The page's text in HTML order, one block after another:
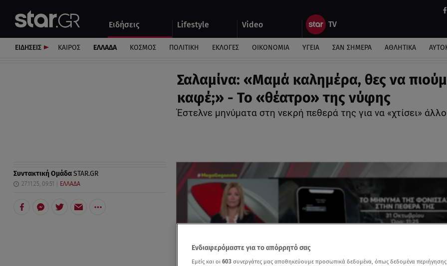
Ειδήσεις Lifestyle Video
Αυτοκίνητο
ΕΙΔΗΣΕΙΣ ΚΑΙΡΟΣ ΕΛΛΑΔΑ ΚΟΣΜΟΣ ΠΟΛΙΤΙΚΗ ΕΚΛΟΓΕΣ ΟΙΚΟΝΟΜΙΑ ΥΓΕΙΑ ΣΑΝ ΣΗΜΕΡΑ ΑΘΛΗΤΙΚΑ
Σαλαμίνα: «Μαμά καλημέρα, θες να
καφέ;» - To «θέατρο» της νύφης
Έστελνε μηνύματα στη νεκρή πεθερά της για να «χτίσει»
Συντακτική ΟμάδαSTAR.GR
27.11.25, 09:51 ΕΛΛΑΔΑ
Ενδιαφερόμαστε για το απόρρητό σας
Εμείς και οι 603 συνεργάτες μας αποθηκεύουμε προσωπικά δεδομένα, όπως δεδομένα